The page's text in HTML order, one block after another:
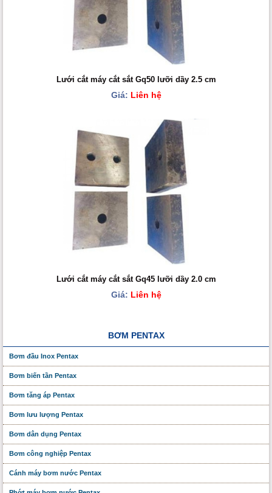
Lưới cắt máy cắt sắt Gq50 lưỡi dầy 2.5 cm
Giá: Liên hệ
Lưới cắt máy cắt sắt Gq45 lưỡi dầy 2.0 cm
Giá: Liên hệ
BƠM PENTAX
Bơm đầu Inox Pentax
Bơm biến tần Pentax
Bơm tăng áp Pentax
Bơm lưu lượng Pentax
Bơm dân dụng Pentax
Bơm công nghiệp Pentax
Cánh máy bơm nước Pentax